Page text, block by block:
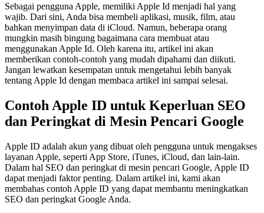
Sebagai pengguna Apple, memiliki Apple Id menjadi hal yang
wajib. Dari sini, Anda bisa membeli aplikasi, musik, film, atau
bahkan menyimpan data di iCloud. Namun, beberapa orang
mungkin masih bingung bagaimana cara membuat atau
menggunakan Apple Id. Oleh karena itu, artikel ini akan
memberikan contoh-contoh yang mudah dipahami dan diikuti.
Jangan lewatkan kesempatan untuk mengetahui lebih banyak
tentang Apple Id dengan membaca artikel ini sampai selesai.
Contoh Apple ID untuk Keperluan SEO
dan Peringkat di Mesin Pencari Google
Apple ID adalah akun yang dibuat oleh pengguna untuk mengakses
layanan Apple, seperti App Store, iTunes, iCloud, dan lain-lain.
Dalam hal SEO dan peringkat di mesin pencari Google, Apple ID
dapat menjadi faktor penting. Dalam artikel ini, kami akan
membahas contoh Apple ID yang dapat membantu meningkatkan
SEO dan peringkat Google Anda.